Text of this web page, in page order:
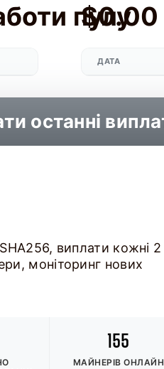
пулу
$0.00
ДАТА
останні
виплати кожні 2
моніторинг нових
155
МАЙНЕРІВ ОНЛАЙН